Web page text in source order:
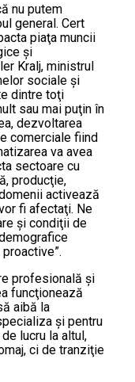
nu putem
general. Cert
piaţa muncii
şi
Kralj, ministrul
sociale şi
dintre toţi
sau mai puţin în
dezvoltarea
comerciale fiind
va avea
sectoare cu
producţie,
activează
fi afectaţi. Ne
şi condiţii de
profesională şi
funcţionează
aibă la
şi pentru
lucru la altul,
ci de tranziţie